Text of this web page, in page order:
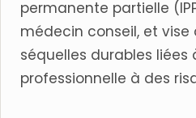
permanente partielle
médecin conseil, et vise
séquelles durables liées
professionnelle à des